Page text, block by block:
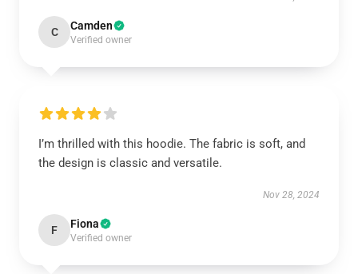
C Camden
Verified owner
I’m thrilled with this hoodie. The fabric is soft, and
the design is classic and versatile.
Nov 28, 2024
F Fiona
Verified owner